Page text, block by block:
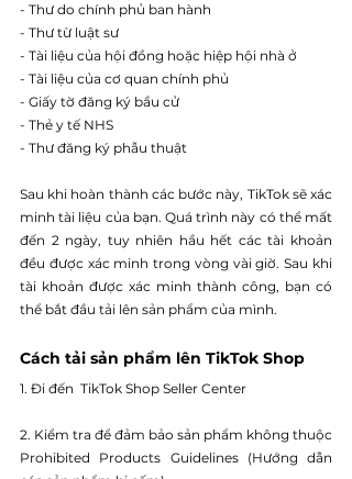
- Thư do chính phủ ban hành
- Thư từ luật sư
- Tài liệu của hội đồng hoặc hiệp hội nhà ở
- Tài liệu của cơ quan chính phủ
- Giấy tờ đăng ký bầu cử
- Thẻ y tế NHS
- Thư đăng ký phẫu thuật
Sau khi hoàn thành các bước này, TikTok sẽ xác
minh tài liệu của bạn. Quá trình này có thể mất
đến 2 ngày, tuy nhiên hầu hết các tài khoản
đều được xác minh trong vòng vài giờ. Sau khi
tài khoản được xác minh thành công, bạn có
thể bắt đầu tải lên sản phẩm của mình.
Cách tải sản phẩm lên TikTok Shop
1. Đi đến  TikTok Shop Seller Center
2. Kiểm tra để đảm bảo sản phẩm không thuộc
Prohibited Products Guidelines (Hướng dẫn